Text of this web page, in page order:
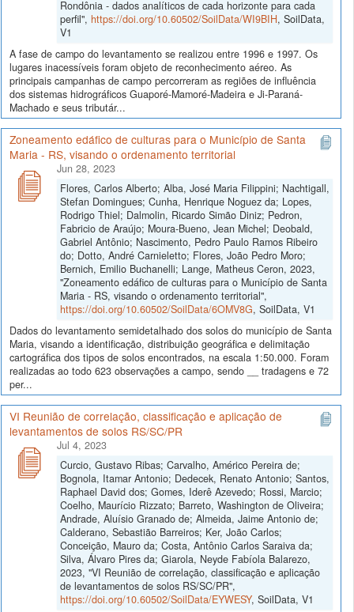
Rondônia - dados analíticos de cada horizonte para cada
perfil", https://doi.org/10.60502/SoilData/WI9BIH, SoilData,
V1
A fase de campo do levantamento se realizou entre 1996 e 1997. Os
lugares inacessíveis foram objeto de reconhecimento aéreo. As
principais campanhas de campo percorreram as regiões de influência
dos sistemas hidrográficos Guaporé-Mamoré-Madeira e Ji-Paraná-
Machado e seus tributár...
Zoneamento edáfico de culturas para o Município de Santa
Maria - RS, visando o ordenamento territorial
Jun 28, 2023
Flores, Carlos Alberto; Alba, José Maria Filippini; Nachtigall,
Stefan Domingues; Cunha, Henrique Noguez da; Lopes,
Rodrigo Thiel; Dalmolin, Ricardo Simão Diniz; Pedron,
Fabricio de Araújo; Moura-Bueno, Jean Michel; Deobald,
Gabriel Antônio; Nascimento, Pedro Paulo Ramos Ribeiro
do; Dotto, André Carnieletto; Flores, João Pedro Moro;
Bernich, Emilio Buchanelli; Lange, Matheus Ceron, 2023,
"Zoneamento edáfico de culturas para o Município de Santa
Maria - RS, visando o ordenamento territorial",
https://doi.org/10.60502/SoilData/6OMV8G, SoilData, V1
Dados do levantamento semidetalhado dos solos do município de Santa
Maria, visando a identificação, distribuição geográfica e delimitação
cartográfica dos tipos de solos encontrados, na escala 1:50.000. Foram
realizadas ao todo 623 observações a campo, sendo __ tradagens e 72
per...
VI Reunião de correlação, classificação e aplicação de
levantamentos de solos RS/SC/PR
Jul 4, 2023
Curcio, Gustavo Ribas; Carvalho, Américo Pereira de;
Bognola, Itamar Antonio; Dedecek, Renato Antonio; Santos,
Raphael David dos; Gomes, Iderê Azevedo; Rossi, Marcio;
Coelho, Maurício Rizzato; Barreto, Washington de Oliveira;
Andrade, Aluísio Granado de; Almeida, Jaime Antonio de;
Calderano, Sebastião Barreiros; Ker, João Carlos;
Conceição, Mauro da; Costa, Antônio Carlos Saraiva da;
Silva, Álvaro Pires da; Giarola, Neyde Fabíola Balarezo,
2023, "VI Reunião de correlação, classificação e aplicação
de levantamentos de solos RS/SC/PR",
https://doi.org/10.60502/SoilData/EYWESY, SoilData, V1